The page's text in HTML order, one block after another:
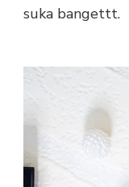
suka bangettt.